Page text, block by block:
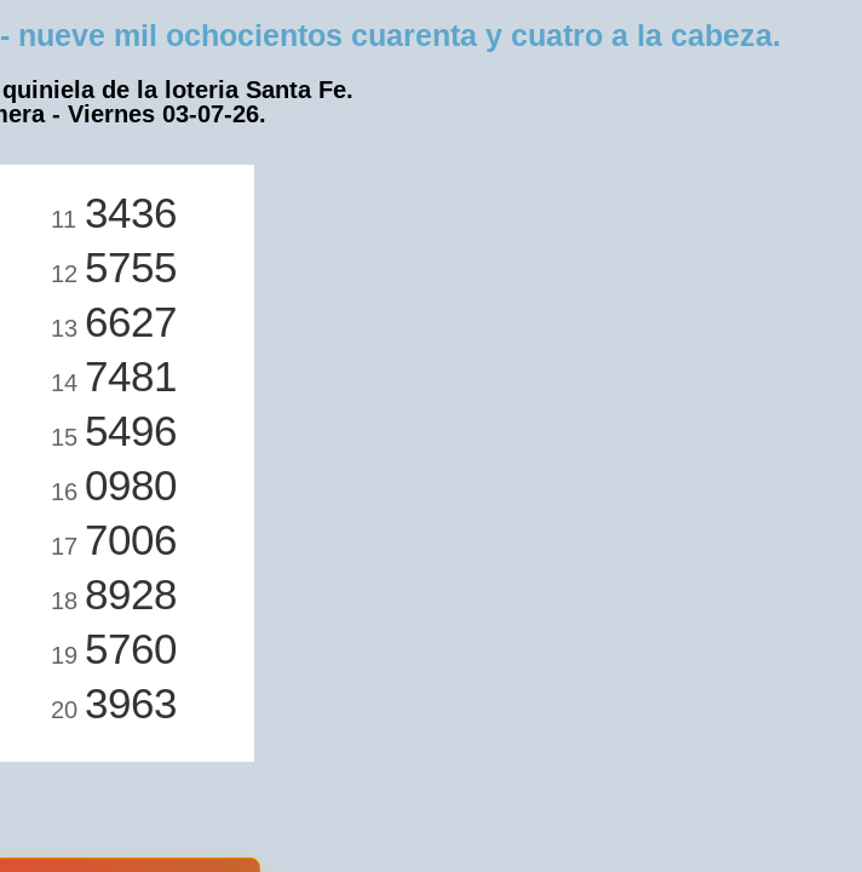
mil ochocientos cuarenta y cuatro a la cabeza.
de la loteria Santa Fe.
- Viernes 03-07-26.
11 3436
12 5755
13 6627
14 7481
15 5496
16 0980
17 7006
18 8928
19 5760
20 3963